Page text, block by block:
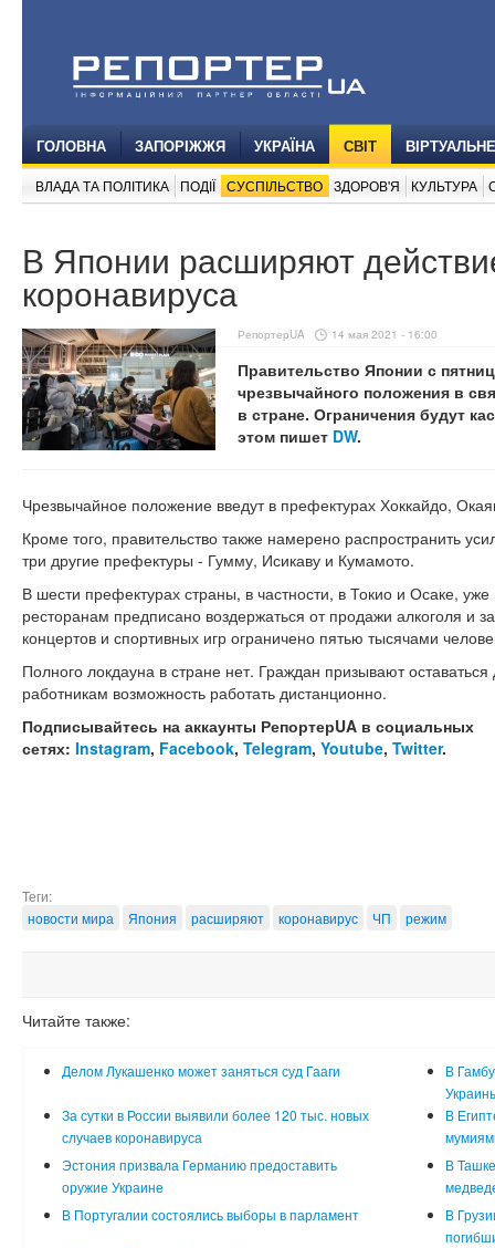
ГОЛОВНА ЗАПОРІЖЖЯ УКРАЇНА СВІТ
ВЛАДА ТА ПОЛІТИКА ПОДІЇ СУСПІЛЬСТВО ЗДОРОВ'Я КУЛЬТУРА
В Японии расширяют
коронавируса
РепортерUA 14 мая 2021 - 16:00
Правительство Японии с
чрезвычайного положения в
в стране. Ограничения будут
этом пишет DW.
Чрезвычайное положение введут в префектурах Хоккайдо,
Кроме того, правительство также намерено распространить
три другие префектуры - Гумму, Исикаву и Кумамото.
В шести префектурах страны, в частности, в Токио и Осаке,
ресторанам предписано воздержаться от продажи алкоголя и
концертов и спортивных игр ограничено пятью тысячами
Полного локдауна в стране нет. Граждан призывают
работникам возможность работать дистанционно.
Подписывайтесь на аккаунты РепортерUA в социальных
сетях: Instagram, Facebook, Telegram, Youtube, Twitter.
Теги:
новости мира
Япония расширяют коронавирус ЧП режим
Читайте также:
Делом Лукашенко может заняться суд Гааги
В
За сутки в России выявили более 120 тыс. новых
случаев коронавируса
В
Эстония призвала Германию предоставить
оружие Украине
В
В Португалии состоялись выборы в парламент
В